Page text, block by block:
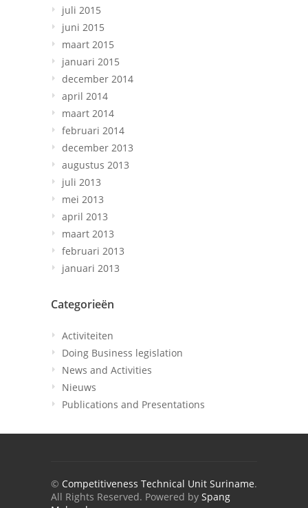
juli 2015
juni 2015
maart 2015
januari 2015
december 2014
april 2014
maart 2014
februari 2014
december 2013
augustus 2013
juli 2013
mei 2013
april 2013
maart 2013
februari 2013
januari 2013
Categorieën
Activiteiten
Doing Business legislation
News and Activities
Nieuws
Publications and Presentations
© Competitiveness Technical Unit Suriname.
All Rights Reserved. Powered by Spang